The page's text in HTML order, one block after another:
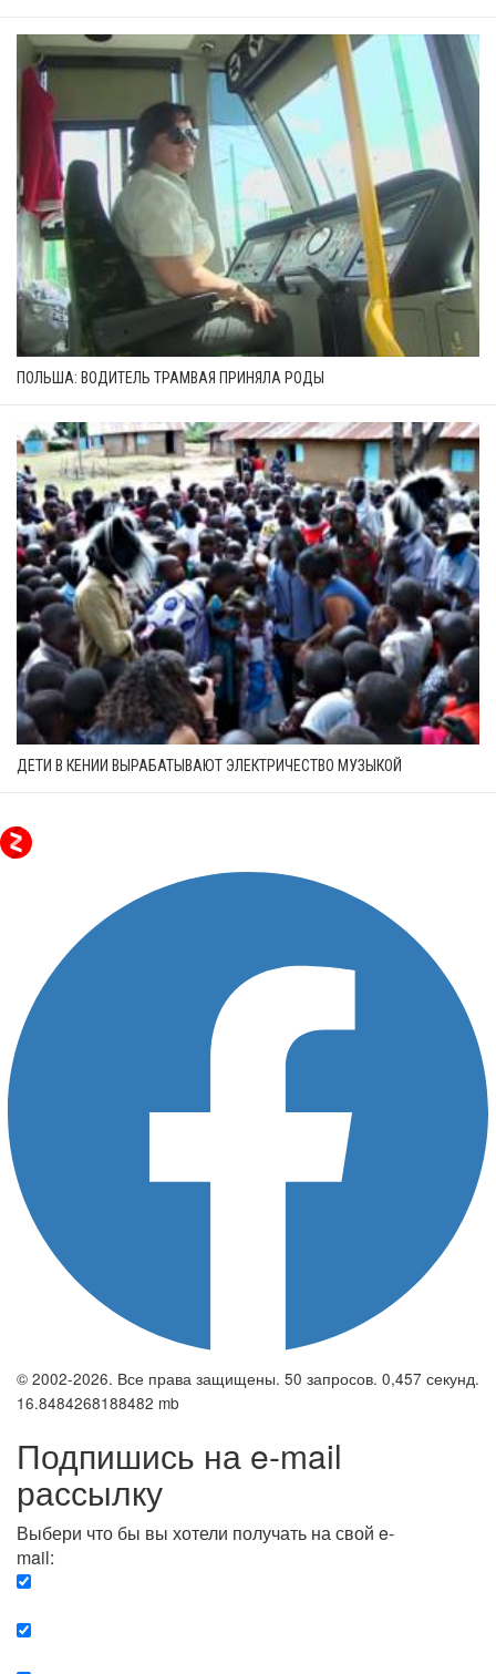
ПОЛЬША: ВОДИТЕЛЬ ТРАМВАЯ ПРИНЯЛА РОДЫ
ДЕТИ В КЕНИИ ВЫРАБАТЫВАЮТ ЭЛЕКТРИЧЕСТВО МУЗЫКОЙ
© 2002-2026. Все права защищены. 50 запросов. 0,457 секунд.
16.8484268188482 mb
Подпишись на e-mail
рассылку
Выбери что бы вы хотели получать на свой e-
mail: